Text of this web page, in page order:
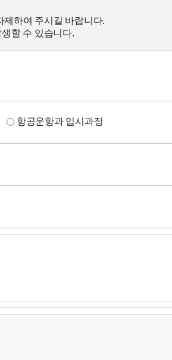
제하여 주시길 바랍니다.
할 수 있습니다.
항공운항과 입시과정